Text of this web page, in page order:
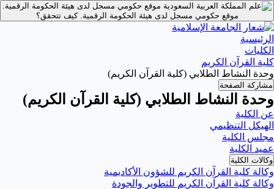
موقع حكومي مسجل لدى هيئة الحكومة الرقمية.
موقع حكومي مسجل لدى هيئة الحكومة الرقمية.كيف تتحقق؟
الرئيسية
الكليات
كلية القرآن الكريم
وحدة النشاط الطلابي (كلية القرآن الكريم)
مشاركة الصفحة
وحدة النشاط الطلابي (كلية القرآن الكريم)
عن الكلية
الهيكل التنظيمي
مجلس الكلية
عميد الكلية
وكالات الكلية
وكالة كلية القرآن الكريم للشؤون الأكاديمية
وكالة كلية القرآن الكريم للتطوير والجودة